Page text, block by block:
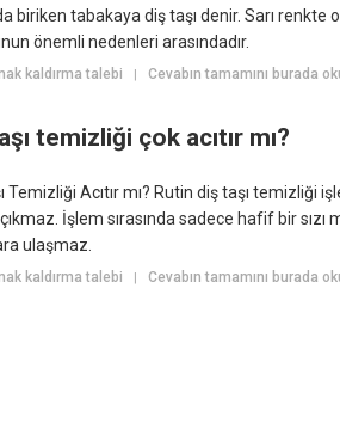
biriken tabakaya diş taşı denir. Sarı
önemli nedenleri arasındadır.
kaldırma talebi | Cevabın tamamını burada
temizliği çok acıtır mı?
Temizliği Acıtır mı? Rutin diş taşı temizliği
İşlem sırasında sadece hafif bir
ulaşmaz.
kaldırma talebi | Cevabın tamamını burada